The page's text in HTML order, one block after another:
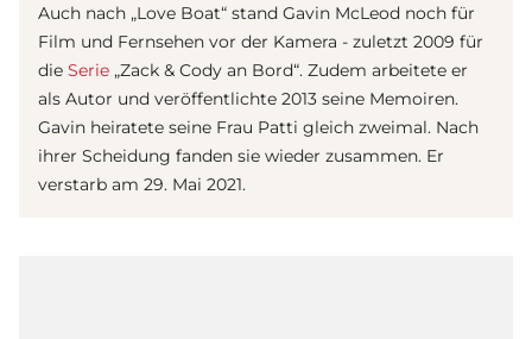
Auch nach „Love Boat“ stand Gavin McLeod noch für
Film und Fernsehen vor der Kamera - zuletzt 2009 für
die Serie „Zack & Cody an Bord“. Zudem arbeitete er
als Autor und veröffentlichte 2013 seine Memoiren.
Gavin heiratete seine Frau Patti gleich zweimal. Nach
ihrer Scheidung fanden sie wieder zusammen. Er
verstarb am 29. Mai 2021.